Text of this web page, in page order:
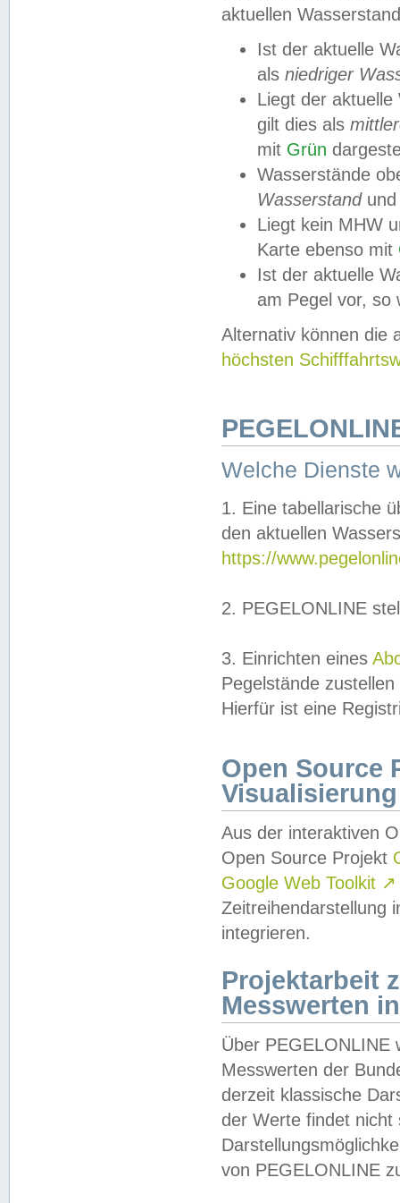
aktuellen
Ist der aktuelle
als niedriger
Liegt der
gilt dies als
mit Grün
Wasserstände
Wasserstandund
Liegt kein MHW
Karte ebenso mit
Ist der aktuelle
am Pegel vor,
Alternativ können die
höchsten
Welche Dienste
1. Eine tabellarische
den aktuellen
https://
2. PEGELONLINE
3. Einrichten eines
Pegelstände
Hierfür ist eine
Open Source
Visualisierung
Aus der interaktiven
Open Source Projekt
Google Web Toolkit ↗
Zeitreihendarstellung
integrieren.
Projektarbeit
Messwerten
Über PEGELONLINE
Messwerten der
derzeit klassische
der Werte findet
von PEGELONLINE